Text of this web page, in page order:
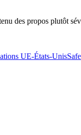
des propos plutôt
UE-États-Unis